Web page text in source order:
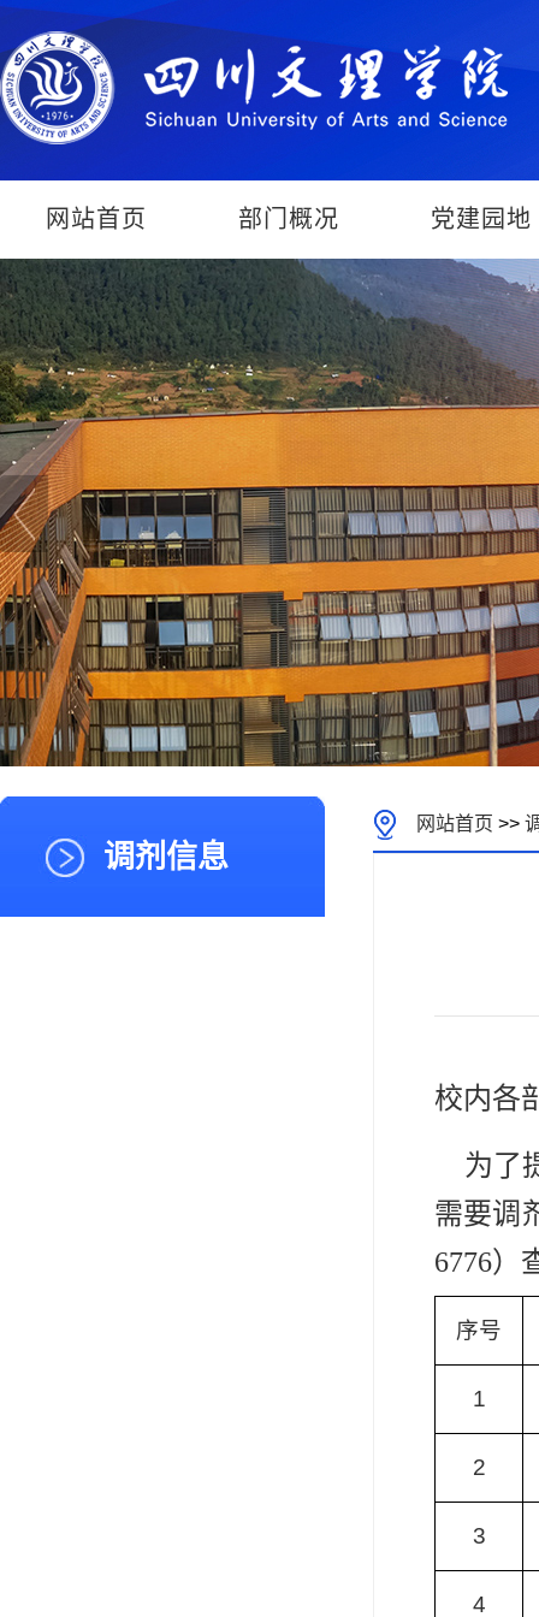
网站首页 部门概况 党建园地
调剂信息
网站首页 >>
校内各
为了
需要调
6776）
序号
1
2
3
4